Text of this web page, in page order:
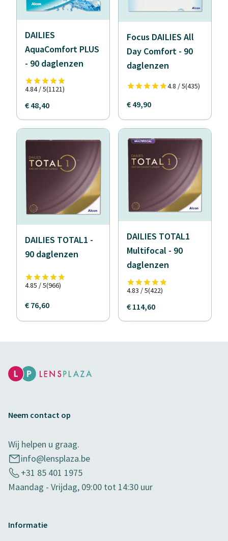
DAILIES
AquaComfort PLUS
- 90 daglenzen
4.84 / 5(1121)
€ 48,40
Focus DAILIES All
Day Comfort - 90
daglenzen
4.8 / 5(435)
€ 49,90
DAILIES TOTAL1 -
90 daglenzen
4.85 / 5(966)
€ 76,60
DAILIES TOTAL1
Multifocal - 90
daglenzen
4.83 / 5(422)
€ 114,60
Neem contact op
Wij helpen u graag.
info@lensplaza.be
+31 85 401 1975
Maandag - Vrijdag, 09:00 tot 14:30 uur
Informatie